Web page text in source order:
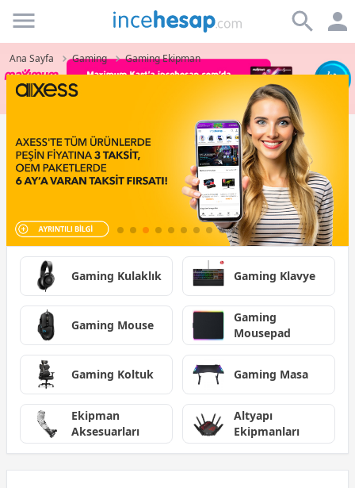
Incehesap
Ana Sayfa Gaming Gaming Ekipman
Gaming Kulaklık Gaming Klavye
Gaming Mouse
Gaming
Mousepad
Gaming Koltuk Gaming Masa
Ekipman
Aksesuarları
Altyapı
Ekipmanları